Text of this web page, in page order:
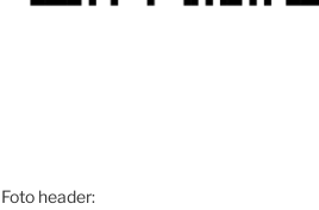
Foto header: